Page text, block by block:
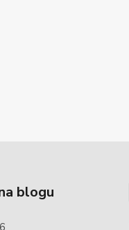
blogu